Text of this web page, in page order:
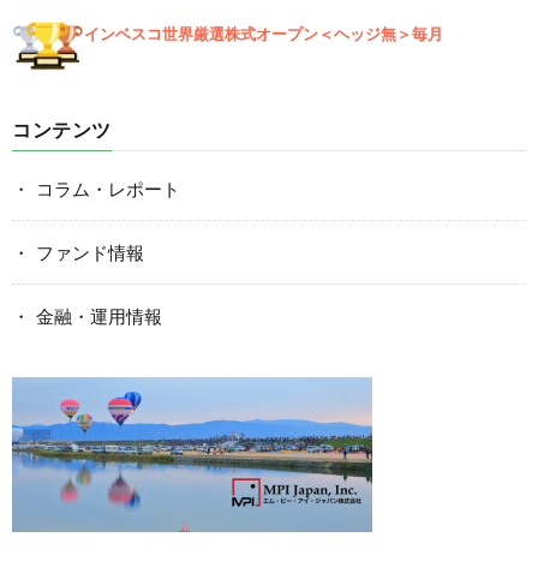
インベスコ世界厳選株式オープン＜ヘッジ無＞毎月
コンテンツ
コラム・レポート
ファンド情報
金融・運用情報